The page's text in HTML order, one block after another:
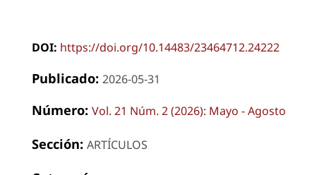
DOI: https://doi.org/10.14483/23464712.24222
Publicado: 2026-05-31
Número: Vol. 21 Núm. 2 (2026): Mayo - Agosto
Sección: ARTÍCULOS